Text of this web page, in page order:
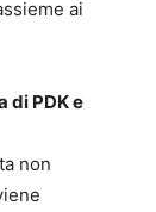
ai
di PDK e
non